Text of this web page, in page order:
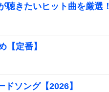
聴きたいヒット曲を厳選！
【定番】
ソング【2026】